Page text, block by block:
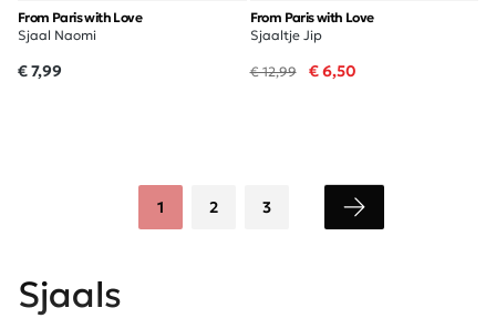
From Paris with Love
Sjaal Naomi
€ 7,99
From Paris with Love
Sjaaltje Jip
€ 12,99 € 6,50
1 2 3
Sjaals